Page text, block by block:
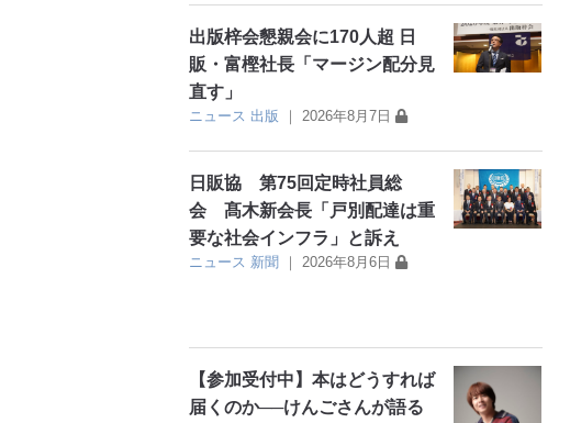
出版梓会懇親会に170人超 日
販・富樫社長「マージン配分見
直す」
ニュース 出版 ｜ 2026年8月7日
日販協 第75回定時社員総
会 髙木新会長「戸別配達は重
要な社会インフラ」と訴え
ニュース 新聞 ｜ 2026年8月6日
【参加受付中】本はどうすれば
届くのか──けんごさんが語る